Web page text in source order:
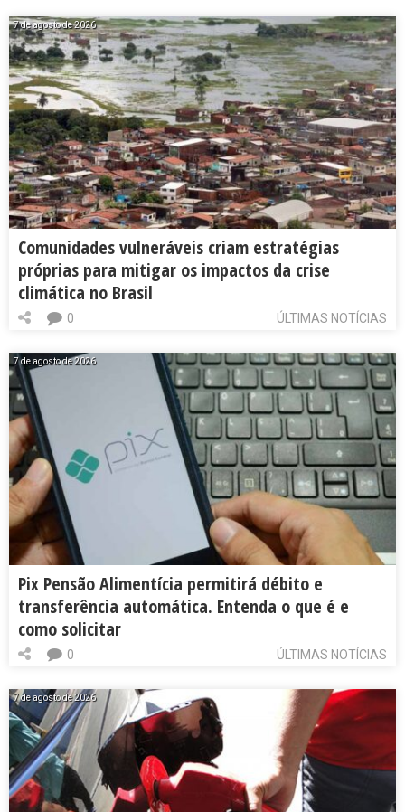
7 de agosto de 2026
Comunidades vulneráveis criam estratégias
próprias para mitigar os impactos da crise
climática no Brasil
ÚLTIMAS NOTÍCIAS
0
7 de agosto de 2026
Pix Pensão Alimentícia permitirá débito e
transferência automática. Entenda o que é e
como solicitar
ÚLTIMAS NOTÍCIAS
0
7 de agosto de 2026